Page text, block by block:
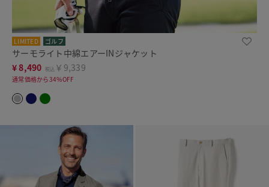
LIMITED ゴルフ
サーモライト中綿エアーINジャケット
¥8,490 税込 ￥9,339
通常価格から34%OFF